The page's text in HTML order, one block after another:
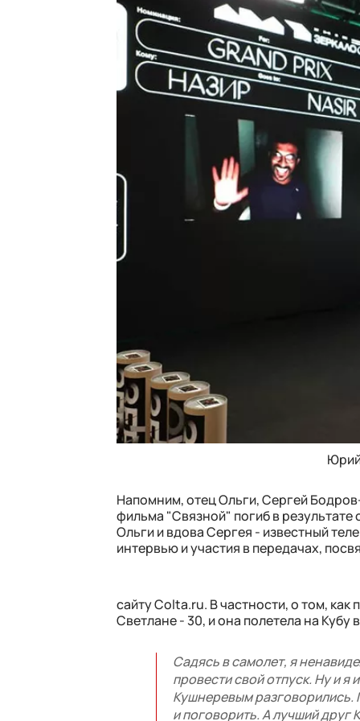
Напомним, отец Ольги, Сергей
фильма "Связной" погиб в
Ольги и вдова Сергея - известный
интервью и участия в передачах,
сайту Colta.ru. В частности, о том,
Светлане - 30, и она полетела на
Садясь в самолет, я
провести свой отпуск. Ну и
Кушнеревым разговорились.
и поговорить. А лучший